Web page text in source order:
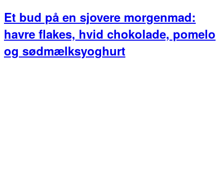
Et bud på en sjovere morgenmad:
havre flakes, hvid chokolade, pomelo
og sødmælksyoghurt